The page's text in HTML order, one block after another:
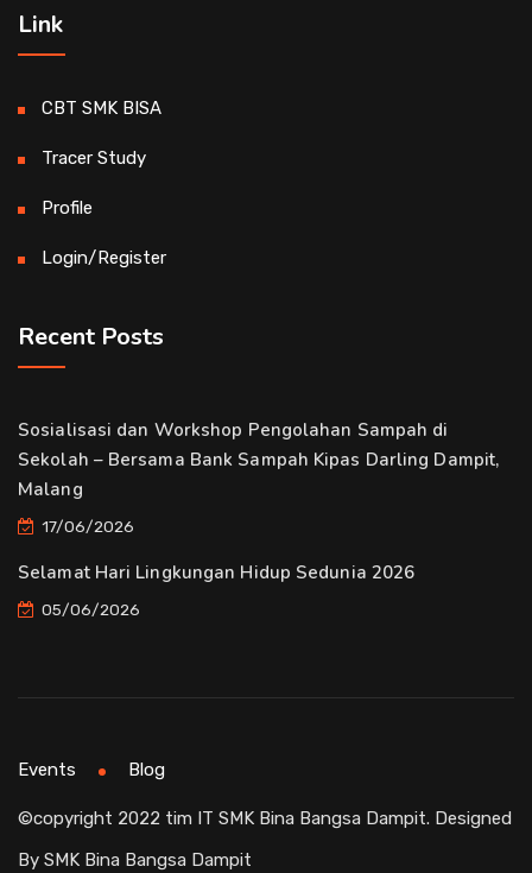
Link
CBT SMK BISA
Tracer Study
Profile
Login/Register
Recent Posts
Sosialisasi dan Workshop Pengolahan Sampah di
Sekolah – Bersama Bank Sampah Kipas Darling Dampit,
Malang
17/06/2026
Selamat Hari Lingkungan Hidup Sedunia 2026
05/06/2026
©copyright 2022 tim IT SMK Bina Bangsa Dampit. Designed
By SMK Bina Bangsa Dampit
Events Blog